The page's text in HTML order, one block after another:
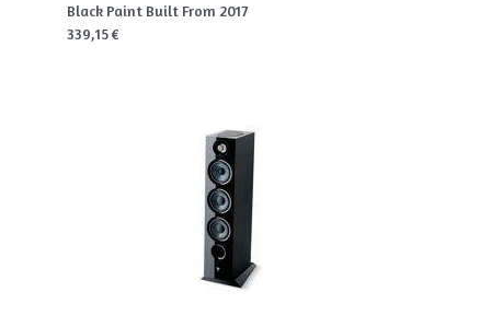
Black Paint Built From 2017
339,15 €